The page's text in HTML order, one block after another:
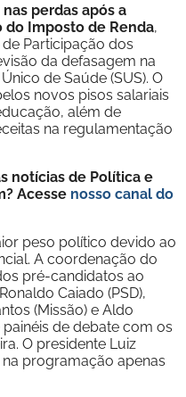
perdas após a
do Imposto de Renda,
Participação dos
da defasagem na
de Saúde (SUS). O
novos pisos salariais
além de
na regulamentação
notícias de Política e
Acesse nosso canal do
peso político devido ao
A coordenação do
pré-candidatos ao
Caiado (PSD),
(Missão) e Aldo
de debate com os
O presidente Luiz
na programação apenas